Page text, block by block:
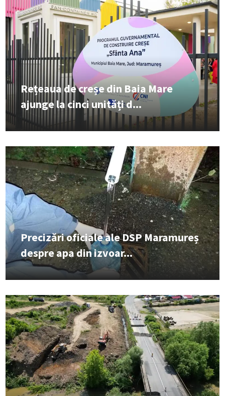
Rețeaua de creșe din Baia Mare
ajunge la cinci unități d...
Precizări oficiale ale DSP Maramureș
despre apa din izvoar...